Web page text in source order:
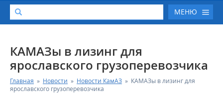
МЕНЮ
КАТАЛОГ АВТОТЕХНИКИ
КАМАЗы в лизинг для
ярославского грузоперевозчика
Главная » Новости » Новости КамАЗ » КАМАЗы в лизинг для
ярославского грузоперевозчика